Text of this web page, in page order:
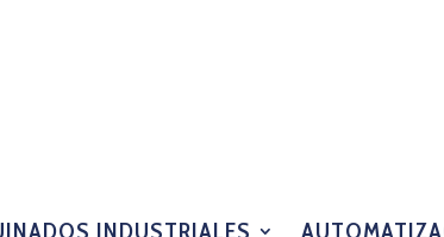
INDUSTRIALES